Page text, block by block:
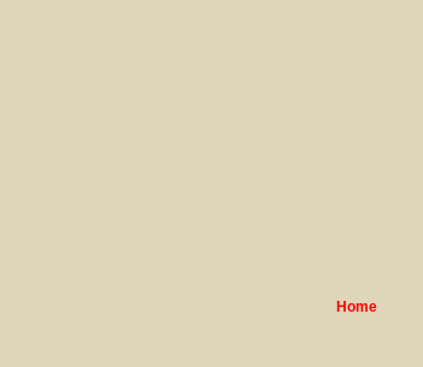
Home